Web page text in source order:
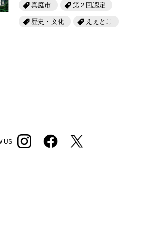
真庭市 第２回認定
歴史・文化 えぇとこ
US